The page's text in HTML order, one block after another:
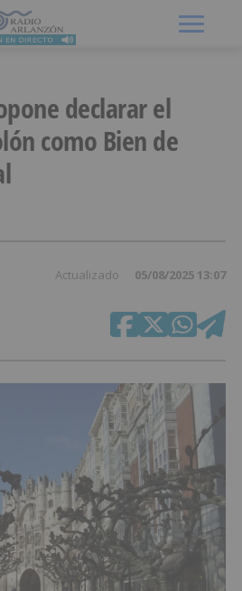
declarar el
como Bien de
Actualizado 05/08/2025 13:07